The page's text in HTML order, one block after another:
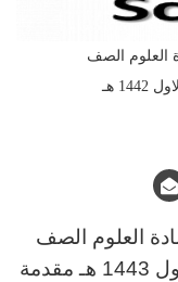
العلوم الصف
هـ
مادة العلوم الصف
هـ
مقدمة